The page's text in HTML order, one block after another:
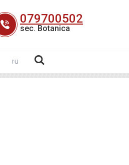
079700502
sec. Botanica
ru